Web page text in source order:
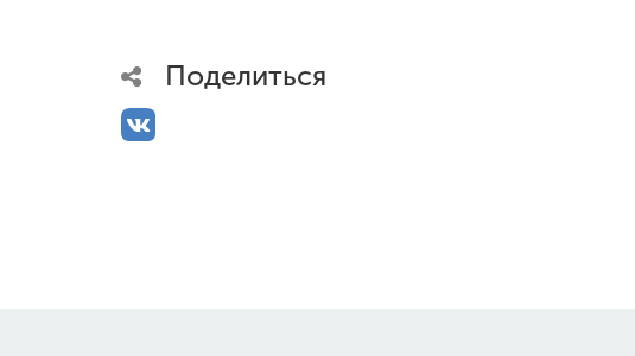
Сведения об
организации
Поделиться